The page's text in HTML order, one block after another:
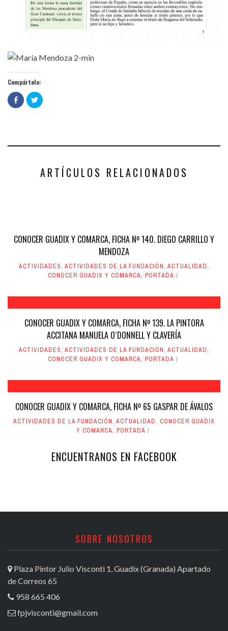
Compártelo:
Haz
clic
para
en
Haz
clic
en
ARTÍCULOS RELACIONADOS
CONOCER GUADIX Y COMARCA, FICHA Nº 140. DIEGO CARRILLO Y
MENDOZA
ACTIVIDADES, ACTIVIDADES DE LA FUNDACIÓN, ACTUALIDAD,
CONOCER GUADIX Y COMARCA, PORTADA
CONOCER GUADIX Y COMARCA, FICHA Nº 139. LA PINTORA
ACCITANA MANUELA O´DONNELL Y CLAVERÍA
ACTIVIDADES, ACTIVIDADES DE LA FUNDACIÓN, ACTUALIDAD,
CONOCER GUADIX Y COMARCA, PORTADA
CONOCER GUADIX Y COMARCA, FICHA Nº 65 GASPAR DE ÁVALOS
ACTIVIDADES DE LA FUNDACIÓN, ACTUALIDAD, CONOCER GUADIX
Y COMARCA, PORTADA
ENCUENTRANOS EN FACEBOOK
SOBRE NOSOTROS
Plaza Pintor Julio Visconti 1, Guadix (Granada) Apartado
de Correos 65
958 665 406
fpjvisconti@gmail.com